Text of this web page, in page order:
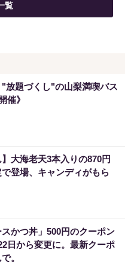
覧
"放題づくし"の山梨満喫バス
催》
】大海老天3本入りの870円
登場、キャンディがもら
かつ丼」500円のクーポン
日から変更に。最新クーポ
。